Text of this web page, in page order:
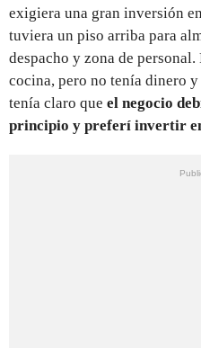
exigiera una gran inversión
tuviera un piso arriba para
despacho y zona de
cocina, pero no tenía dinero
tenía claro que el negocio
principio y preferí invertir